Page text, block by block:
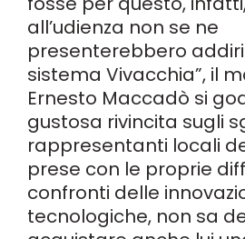
all’udienza non se ne
presenterebbero
sistema Vivacchia”, il
Ernesto Maccadò si
gustosa rivincita sugli
rappresentanti locali
prese con le proprie
confronti delle
tecnologiche, non sa